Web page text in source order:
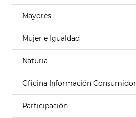
Mayores
Mujer e Igualdad
Naturia
Oficina Información Consumidor
Participación